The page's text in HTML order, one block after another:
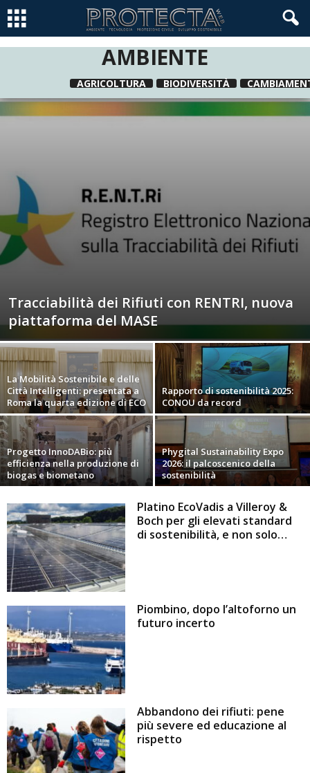
AMBIENTE
AGRICOLTURA BIODIVERSITÀ
Tracciabilità dei Rifiuti con RENTRI, nuova
piattaforma del MASE
La Mobilità Sostenibile e delle
Città Intelligenti: presentata a
Roma la quarta edizione di ECO
Rapporto di sostenibilità 2025:
CONOU da record
Progetto InnoDABio: più
efficienza nella produzione di
biogas e biometano
Phygital Sustainability Expo
2026: il palcoscenico della
sostenibilità
Platino EcoVadis a Villeroy &
Boch per gli elevati standard
di sostenibilità, e non solo…
Piombino, dopo l’altoforno un
futuro incerto
Abbandono dei rifiuti: pene
più severe ed educazione al
rispetto